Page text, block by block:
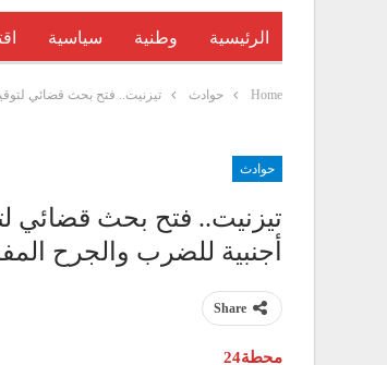
الرئيسية وطنية سياسية
Home حوادث تيزنيت.. فتح بحث قضائي
حوادث
تيزنيت.. فتح بحث قضائي
أجنبية للضرب والجرح
Share
محطة24